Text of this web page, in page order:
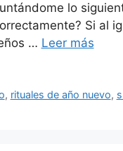
lo
Si
… Leer más
, rituales de año nuevo,